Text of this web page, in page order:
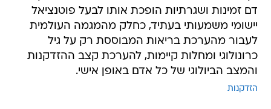
דם זמינות ושגרתיות הופכת אותו לבעל פוטנציאל
יישומי משמעותי בעתיד, כחלק מהמגמה העולמית
לעבור מהערכת בריאות המבוססת רק על גיל
כרונולוגי ומחלות קיימות, להערכת קצב ההזדקנות
והמצב הביולוגי של כל אדם באופן אישי.
הזדקנות